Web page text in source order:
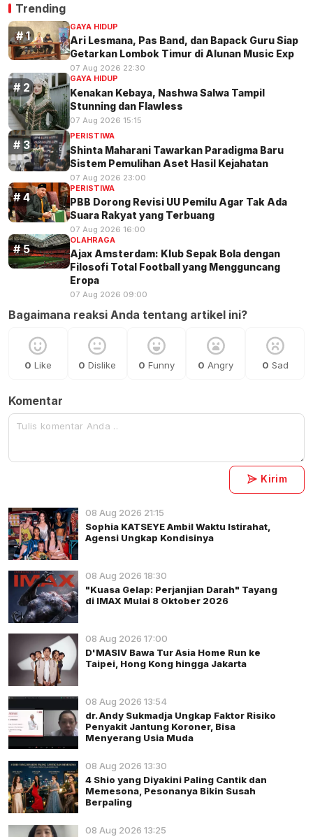
Trending
GAYA HIDUP
Ari Lesmana, Pas Band, dan Bapack Guru Siap
Getarkan Lombok Timur di Alunan Music Exp
07 Aug 2026 22:30
GAYA HIDUP
Kenakan Kebaya, Nashwa Salwa Tampil
Stunning dan Flawless
07 Aug 2026 15:15
PERISTIWA
Shinta Maharani Tawarkan Paradigma Baru
Sistem Pemulihan Aset Hasil Kejahatan
07 Aug 2026 23:00
PERISTIWA
PBB Dorong Revisi UU Pemilu Agar Tak Ada
Suara Rakyat yang Terbuang
07 Aug 2026 16:00
OLAHRAGA
Ajax Amsterdam: Klub Sepak Bola dengan
Filosofi Total Football yang Mengguncang
Eropa
07 Aug 2026 09:00
Bagaimana reaksi Anda tentang artikel ini?
0 Like 0 Dislike 0 Funny 0 Angry 0 Sad
Komentar
Kirim
08 Aug 2026 21:15
Sophia KATSEYE Ambil Waktu Istirahat,
Agensi Ungkap Kondisinya
08 Aug 2026 18:30
"Kuasa Gelap: Perjanjian Darah" Tayang
di IMAX Mulai 8 Oktober 2026
08 Aug 2026 17:00
D'MASIV Bawa Tur Asia Home Run ke
Taipei, Hong Kong hingga Jakarta
08 Aug 2026 13:54
dr. Andy Sukmadja Ungkap Faktor Risiko
Penyakit Jantung Koroner, Bisa
Menyerang Usia Muda
08 Aug 2026 13:30
4 Shio yang Diyakini Paling Cantik dan
Memesona, Pesonanya Bikin Susah
Berpaling
08 Aug 2026 13:25